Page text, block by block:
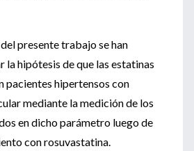
presente trabajo se han
la hipótesis de que las estatinas
pacientes hipertensos con
mediante la medición de los
en dicho parámetro luego de
con rosuvastatina.